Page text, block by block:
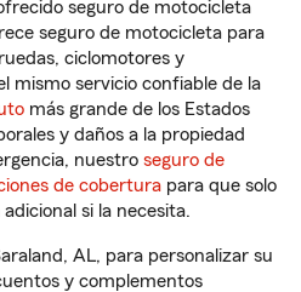
seguro de motocicleta
seguro de motocicleta para
ciclomotores y
mismo servicio confiable de la
más grande de los Estados
y daños a la propiedad
nuestro seguro de
de cobertura para que solo
si la necesita.
AL, para personalizar su
y complementos